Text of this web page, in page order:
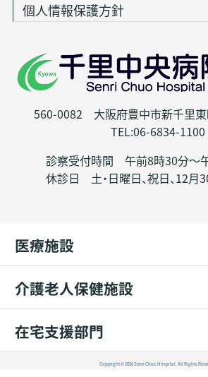
560-0082 大阪府豊中市新千里
TEL:06-6834-1100
診察受付時間 午前8時30分～
休診日 土・日曜日、祝日、12月
個人情報保護方針
医療施設
介護老人保健施設
在宅支援部門
Copyright © 2026 Senri Chuo Hospital. All Rights